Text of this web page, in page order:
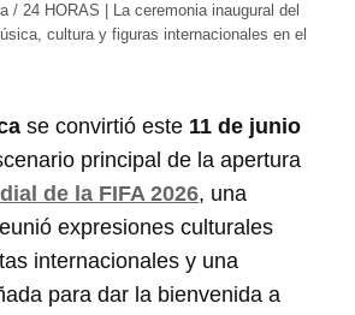
/ 24 HORAS | La ceremonia inaugural del
cultura y figuras internacionales en el
se convirtió este 11 de junio
principal de la apertura
de la FIFA 2026, una
expresiones culturales
internacionales y una
para dar la bienvenida a